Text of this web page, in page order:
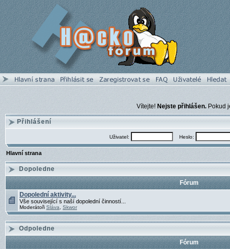
Vítejte! Nejste přihlášen. Pokud
Přihlášení
Uživatel: Heslo:
Hlavní strana
Dopoledne
Fórum
Dopolední aktivity...
Vše související s naší dopolední činností...
Moderátoři Sláva Skwor
Odpoledne
Fórum